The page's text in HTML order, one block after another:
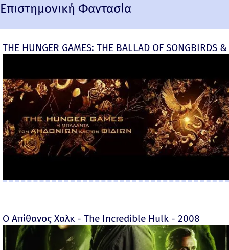
Επιστημονική Φαντασία
THE HUNGER GAMES: THE BALLAD OF SONGBIRDS
Ο Απίθανος Χαλκ - The Incredible Hulk - 2008